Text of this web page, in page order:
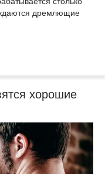
дремлющие
хорошие